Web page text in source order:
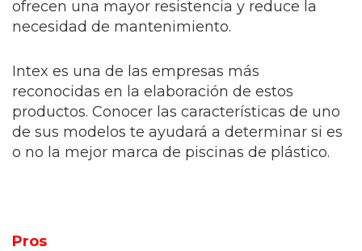
ofrecen una mayor resistencia y reduce la
necesidad de mantenimiento.
Intex es una de las empresas más
reconocidas en la elaboración de estos
productos. Conocer las características de uno
de sus modelos te ayudará a determinar si es
o no la mejor marca de piscinas de plástico.
Pros